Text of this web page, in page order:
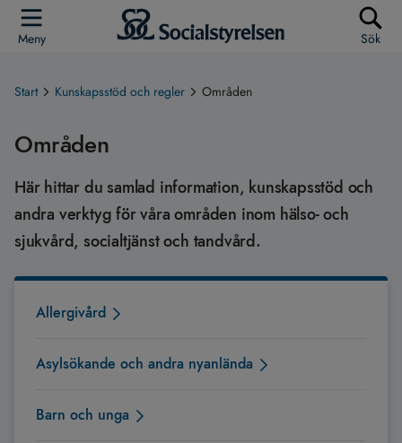
Meny Sök
Start Kunskapsstöd och regler Områden
Områden
Här hittar du samlad information, kunskapsstöd och
andra verktyg för våra områden inom hälso- och
sjukvård, socialtjänst och tandvård.
Allergivård
Asylsökande och andra nyanlända
Barn och unga